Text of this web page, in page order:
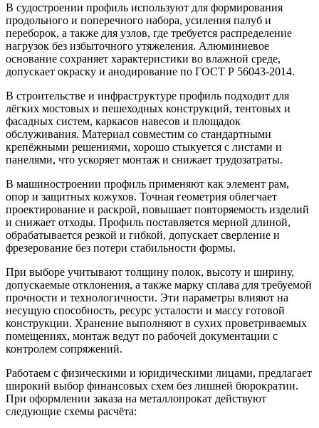
В судостроении профиль используют для формирования
продольного и поперечного набора, усиления палуб и
переборок, а также для узлов, где требуется распределение
нагрузок без избыточного утяжеления. Алюминиевое
основание сохраняет характеристики во влажной среде,
допускает окраску и анодирование по ГОСТ Р 56043-2014.
В строительстве и инфраструктуре профиль подходит для
лёгких мостовых и пешеходных конструкций, тентовых и
фасадных систем, каркасов навесов и площадок
обслуживания. Материал совместим со стандартными
крепёжными решениями, хорошо стыкуется с листами и
панелями, что ускоряет монтаж и снижает трудозатраты.
В машиностроении профиль применяют как элемент рам,
опор и защитных кожухов. Точная геометрия облегчает
проектирование и раскрой, повышает повторяемость изделий
и снижает отходы. Профиль поставляется мерной длиной,
обрабатывается резкой и гибкой, допускает сверление и
фрезерование без потери стабильности формы.
При выборе учитывают толщину полок, высоту и ширину,
допускаемые отклонения, а также марку сплава для требуемой
прочности и технологичности. Эти параметры влияют на
несущую способность, ресурс усталости и массу готовой
конструкции. Хранение выполняют в сухих проветриваемых
помещениях, монтаж ведут по рабочей документации с
контролем сопряжений.
Работаем с физическими и юридическими лицами, предлагает
широкий выбор финансовых схем без лишней бюрократии.
При оформлении заказа на металлопрокат действуют
следующие схемы расчёта: